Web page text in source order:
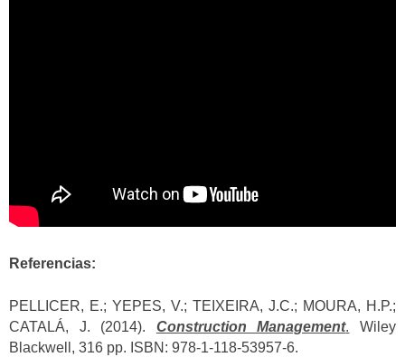
Referencias:
PELLICER, E.; YEPES, V.; TEIXEIRA, J.C.; MOURA, H.P.;
CATALÁ, J. (2014). Construction Management. Wiley
Blackwell, 316 pp. ISBN: 978-1-118-53957-6.